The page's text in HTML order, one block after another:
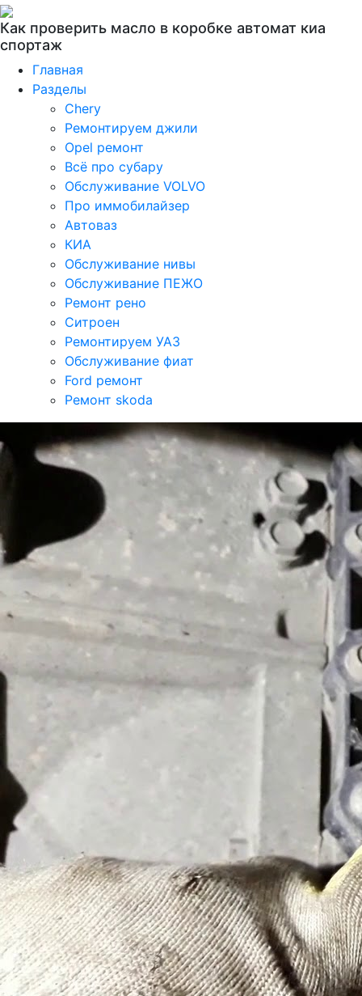
Как проверить масло в коробке автомат киа
спортаж
Главная
Разделы
Chery
Ремонтируем джили
Opel ремонт
Всё про субару
Обслуживание VOLVO
Про иммобилайзер
Автоваз
КИА
Обслуживание нивы
Обслуживание ПЕЖО
Ремонт рено
Ситроен
Ремонтируем УАЗ
Обслуживание фиат
Ford ремонт
Ремонт skoda